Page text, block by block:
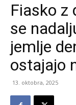
Fiasko z
se
jemlje
ostajajo
13. oktobra, 2025